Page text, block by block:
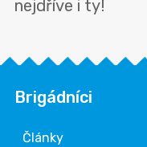
nejdříve i ty!
Brigádníci
Články